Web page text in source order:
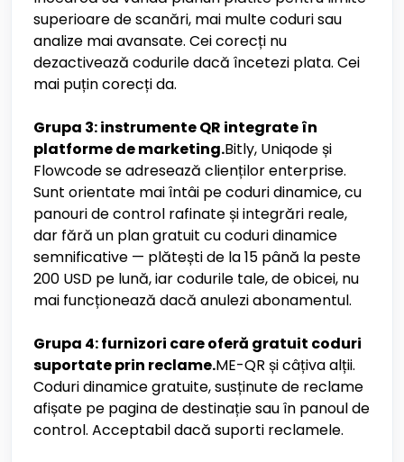
superioare de scanări, mai multe coduri sau
analize mai avansate. Cei corecți nu
dezactivează codurile dacă încetezi plata. Cei
mai puțin corecți da.
Grupa 3: instrumente QR integrate în
platforme de marketing.Bitly, Uniqode și
Flowcode se adresează clienților enterprise.
Sunt orientate mai întâi pe coduri dinamice, cu
panouri de control rafinate și integrări reale,
dar fără un plan gratuit cu coduri dinamice
semnificative — plătești de la 15 până la peste
200 USD pe lună, iar codurile tale, de obicei, nu
mai funcționează dacă anulezi abonamentul.
Grupa 4: furnizori care oferă gratuit coduri
suportate prin reclame.ME-QR și câțiva alții.
Coduri dinamice gratuite, susținute de reclame
afișate pe pagina de destinație sau în panoul de
control. Acceptabil dacă suporti reclamele.